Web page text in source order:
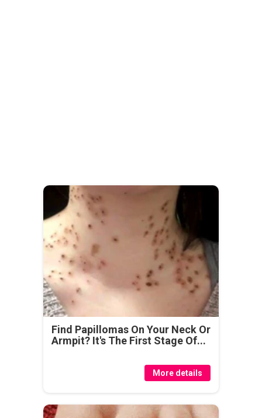
Find Papillomas On Your Neck Or
Armpit? It's The First Stage Of...
More details